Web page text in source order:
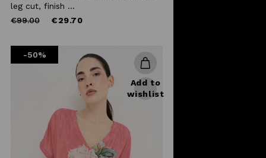
leg cut, finish ...
Price
€99.00to €29.70
-50%
Add to
wishlist